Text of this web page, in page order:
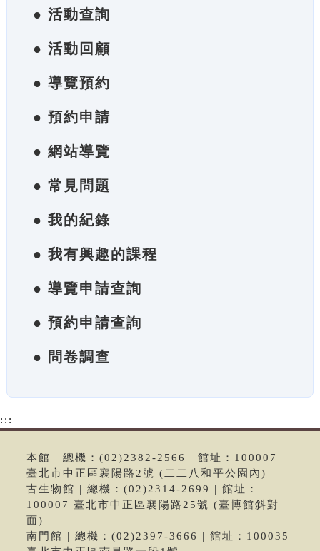
● 活動查詢
● 活動回顧
● 導覽預約
● 預約申請
● 網站導覽
● 常見問題
● 我的紀錄
● 我有興趣的課程
● 導覽申請查詢
● 預約申請查詢
● 問卷調查
:::
本館 | 總機：(02)2382-2566 | 館址：100007
臺北市中正區襄陽路2號 (二二八和平公園內)
古生物館 | 總機：(02)2314-2699 | 館址：
100007 臺北市中正區襄陽路25號 (臺博館斜對
面)
南門館 | 總機：(02)2397-3666 | 館址：100035